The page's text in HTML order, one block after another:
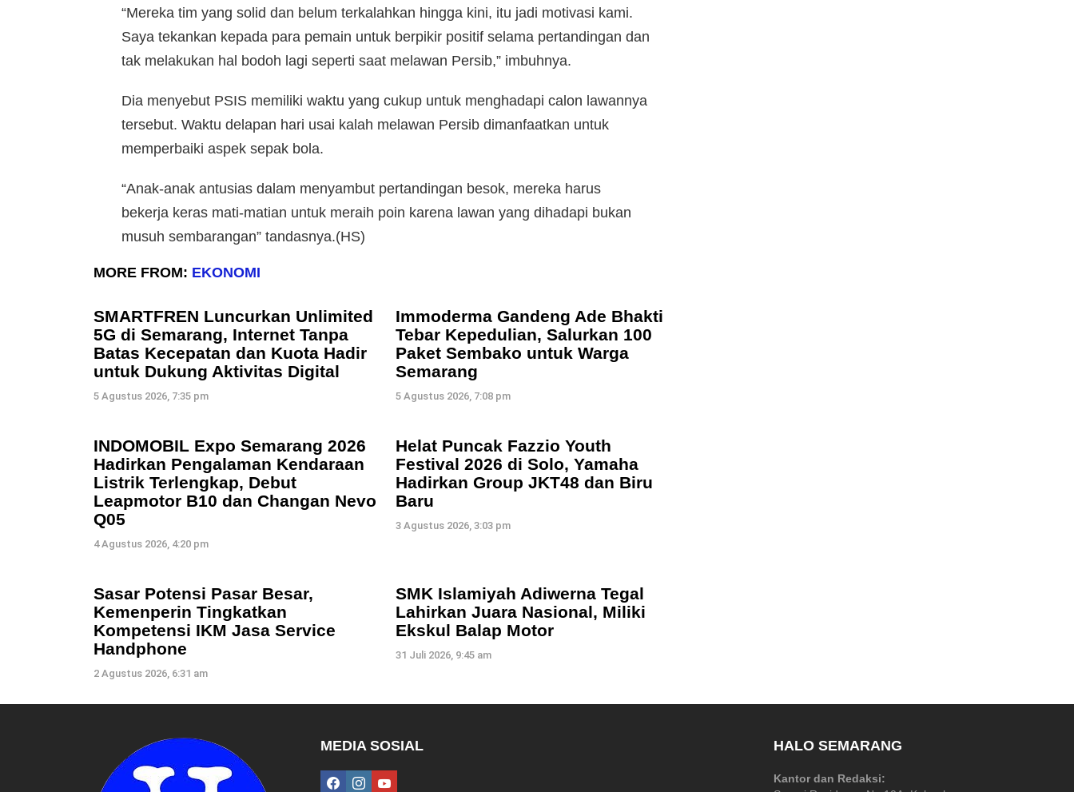
“Mereka tim yang solid dan belum terkalahkan hingga kini, itu jadi motivasi kami.
Saya tekankan kepada para pemain untuk berpikir positif selama pertandingan dan
tak melakukan hal bodoh lagi seperti saat melawan Persib,” imbuhnya.
Dia menyebut PSIS memiliki waktu yang cukup untuk menghadapi calon lawannya
tersebut. Waktu delapan hari usai kalah melawan Persib dimanfaatkan untuk
memperbaiki aspek sepak bola.
“Anak-anak antusias dalam menyambut pertandingan besok, mereka harus
bekerja keras mati-matian untuk meraih poin karena lawan yang dihadapi bukan
musuh sembarangan” tandasnya.(HS)
MORE FROM: EKONOMI
SMARTFREN Luncurkan Unlimited
5G di Semarang, Internet Tanpa
Batas Kecepatan dan Kuota Hadir
untuk Dukung Aktivitas Digital
5 Agustus 2026, 7:35 pm
Immoderma Gandeng Ade Bhakti
Tebar Kepedulian, Salurkan 100
Paket Sembako untuk Warga
Semarang
5 Agustus 2026, 7:08 pm
INDOMOBIL Expo Semarang 2026
Hadirkan Pengalaman Kendaraan
Listrik Terlengkap, Debut
Leapmotor B10 dan Changan Nevo
Q05
4 Agustus 2026, 4:20 pm
Helat Puncak Fazzio Youth
Festival 2026 di Solo, Yamaha
Hadirkan Group JKT48 dan Biru
Baru
3 Agustus 2026, 3:03 pm
Sasar Potensi Pasar Besar,
Kemenperin Tingkatkan
Kompetensi IKM Jasa Service
Handphone
2 Agustus 2026, 6:31 am
SMK Islamiyah Adiwerna Tegal
Lahirkan Juara Nasional, Miliki
Ekskul Balap Motor
31 Juli 2026, 9:45 am
MEDIA SOSIAL
facebookinstagramyoutube
HALO SEMARANG
Kantor dan Redaksi: